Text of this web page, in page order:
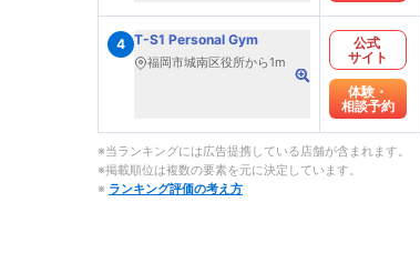
4 T-S1 Personal Gym
福岡市城南区役所から1m
公式
サイト
体験・
相談予約
※当ランキングには広告提携している店舗が含まれます。
※掲載順位は複数の要素を元に決定しています。
※ ランキング評価の考え方